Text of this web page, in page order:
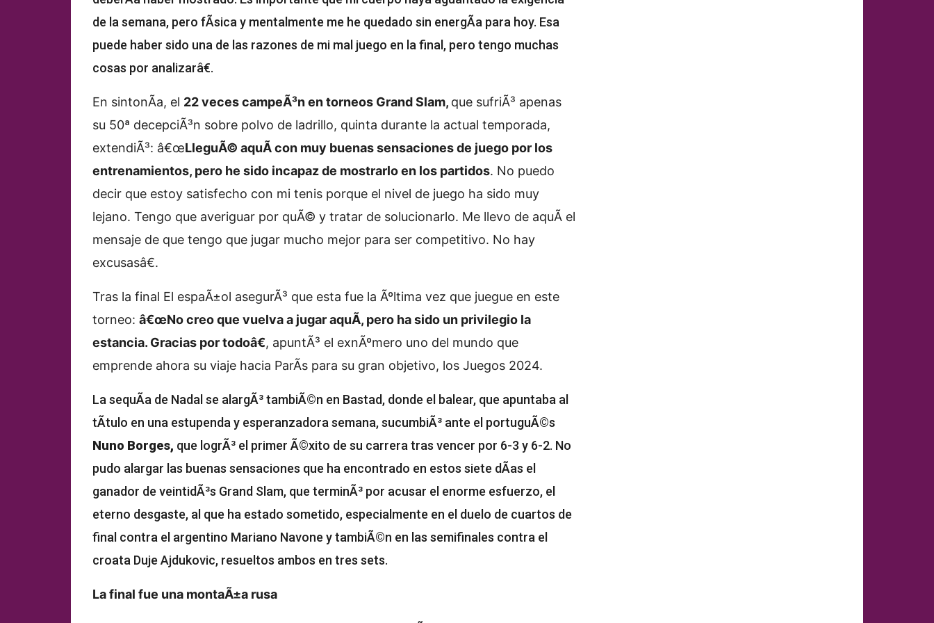
de la semana, pero fÃ­sica y mentalmente me he quedado sin energÃ­a para hoy. Esa
puede haber sido una de las razones de mi mal juego en la final, pero tengo muchas
cosas por analizarâ€.
En sintonÃ­a, el 22 veces campeÃ³n en torneos Grand Slam, que sufriÃ³ apenas
su 50ª decepciÃ³n sobre polvo de ladrillo, quinta durante la actual temporada,
extendiÃ³: â€œLleguÃ© aquÃ­ con muy buenas sensaciones de juego por los
entrenamientos, pero he sido incapaz de mostrarlo en los partidos. No puedo
decir que estoy satisfecho con mi tenis porque el nivel de juego ha sido muy
lejano. Tengo que averiguar por quÃ© y tratar de solucionarlo. Me llevo de aquÃ­ el
mensaje de que tengo que jugar mucho mejor para ser competitivo. No hay
excusasâ€.
Tras la final El espaÃ±ol asegurÃ³ que esta fue la Ãºltima vez que juegue en este
torneo: â€œNo creo que vuelva a jugar aquÃ­, pero ha sido un privilegio la
estancia. Gracias por todoâ€, apuntÃ³ el exnÃºmero uno del mundo que
emprende ahora su viaje hacia ParÃ­s para su gran objetivo, los Juegos 2024.
La sequÃ­a de Nadal se alargÃ³ tambiÃ©n en Bastad, donde el balear, que apuntaba al
tÃ­tulo en una estupenda y esperanzadora semana, sucumbiÃ³ ante el portuguÃ©s
Nuno Borges, que logrÃ³ el primer Ã©xito de su carrera tras vencer por 6-3 y 6-2. No
pudo alargar las buenas sensaciones que ha encontrado en estos siete dÃ­as el
ganador de veintidÃ³s Grand Slam, que terminÃ³ por acusar el enorme esfuerzo, el
eterno desgaste, al que ha estado sometido, especialmente en el duelo de cuartos de
final contra el argentino Mariano Navone y tambiÃ©n en las semifinales contra el
croata Duje Ajdukovic, resueltos ambos en tres sets.
La final fue una montaÃ±a rusa